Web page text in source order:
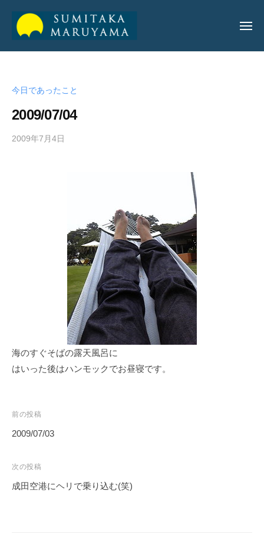
丸
孝
丸
純
孝
公
今日であったこと
2009/07/04
2009年7月4日
_
m
a
u
a
m
a
海のすぐそばの露天風呂に
はいった後はハンモックでお昼寝です。
前の投稿
2009/07/03
次の投稿
成田空港にヘリで乗り込む(笑)
山
公
サ
ト